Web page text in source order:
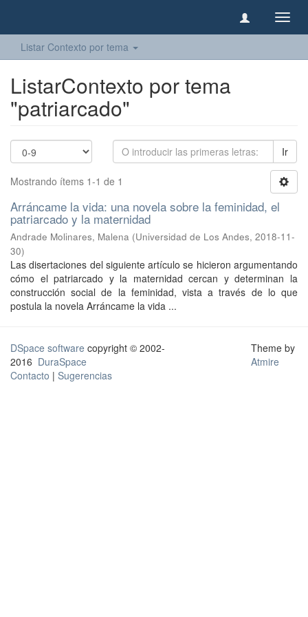
Listar Contexto por tema
ListarContexto por tema
"patriarcado"
Ir
Mostrando ítems 1-1 de 1
Arráncame la vida: una novela sobre la feminidad, el
patriarcado y la maternidad
Andrade Molinares, Malena (Universidad de Los Andes, 2018-11-
30)
Las disertaciones del siguiente artículo se hicieron argumentando
cómo el patriarcado y la maternidad cercan y determinan la
construcción social de la feminidad, vista a través de lo que
postula la novela Arráncame la vida ...
DSpace software copyright © 2002-
2016 DuraSpace
Contacto | Sugerencias
Theme by
Atmire